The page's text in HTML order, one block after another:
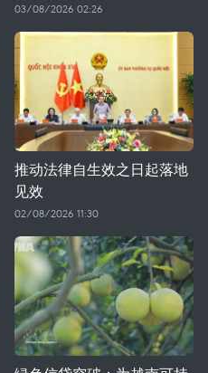
03/08/2026 02:26
推动法律自生效之日起落地
见效
02/08/2026 11:30